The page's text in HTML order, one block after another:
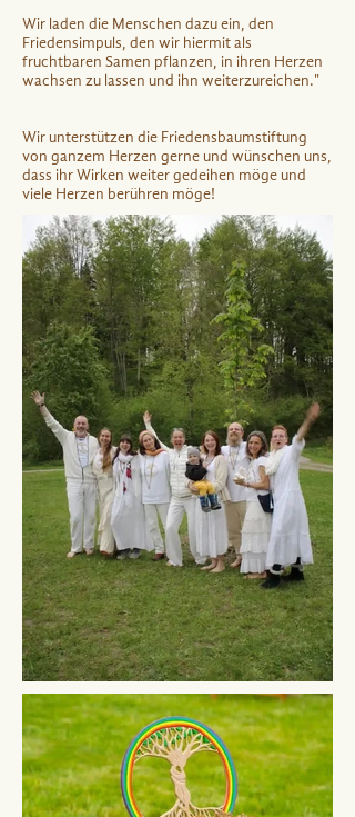
Wir laden die Menschen dazu ein, den
Friedensimpuls, den wir hiermit als
fruchtbaren Samen pflanzen, in ihren Herzen
wachsen zu lassen und ihn weiterzureichen."
Wir unterstützen die Friedensbaumstiftung
von ganzem Herzen gerne und wünschen uns,
dass ihr Wirken weiter gedeihen möge und
viele Herzen berühren möge!